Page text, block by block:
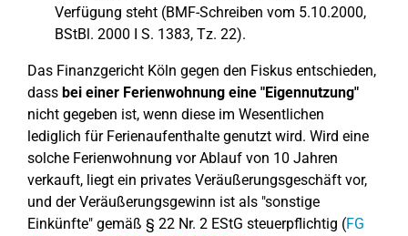
Verfügung steht (BMF-Schreiben vom 5.10.2000,
BStBl. 2000 I S. 1383, Tz. 22).
Das Finanzgericht Köln gegen den Fiskus entschieden,
dass bei einer Ferienwohnung eine "Eigennutzung"
nicht gegeben ist, wenn diese im Wesentlichen
lediglich für Ferienaufenthalte genutzt wird. Wird eine
solche Ferienwohnung vor Ablauf von 10 Jahren
verkauft, liegt ein privates Veräußerungsgeschäft vor,
und der Veräußerungsgewinn ist als "sonstige
Einkünfte" gemäß § 22 Nr. 2 EStG steuerpflichtig (FG